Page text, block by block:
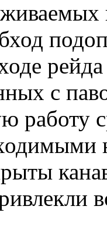
с
работу